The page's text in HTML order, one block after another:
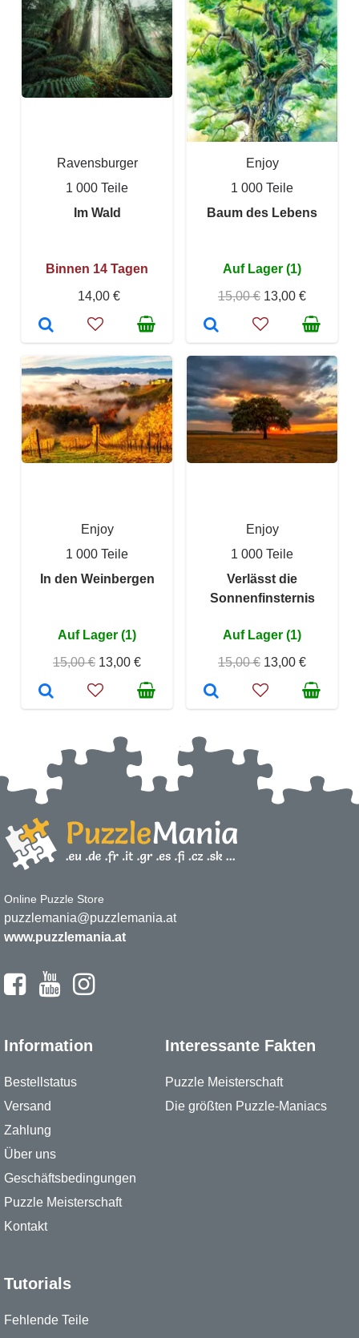
Ravensburger
1 000 Teile
Im Wald
Binnen 14 Tagen
14,00 €
Enjoy
1 000 Teile
Baum des Lebens
Auf Lager (1)
15,00 € 13,00 €
Enjoy
1 000 Teile
In den Weinbergen
Auf Lager (1)
15,00 € 13,00 €
Enjoy
1 000 Teile
Verlässt die
Sonnenfinsternis
Auf Lager (1)
15,00 € 13,00 €
Online Puzzle Store
puzzlemania@puzzlemania.at
www.puzzlemania.at
Information
Bestellstatus
Versand
Zahlung
Über uns
Geschäftsbedingungen
Puzzle Meisterschaft
Kontakt
Interessante Fakten
Puzzle Meisterschaft
Die größten Puzzle-Maniacs
Tutorials
Fehlende Teile